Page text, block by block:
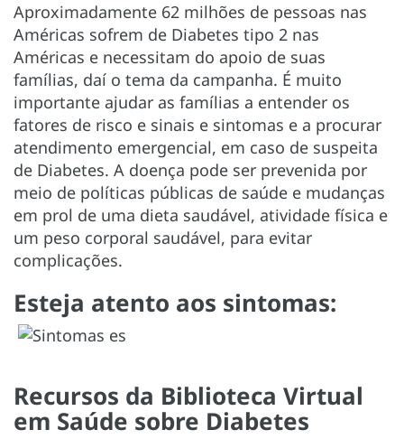
Aproximadamente 62 milhões de pessoas nas
Américas sofrem de Diabetes tipo 2 nas
Américas e necessitam do apoio de suas
famílias, daí o tema da campanha. É muito
importante ajudar as famílias a entender os
fatores de risco e sinais e sintomas e a procurar
atendimento emergencial, em caso de suspeita
de Diabetes. A doença pode ser prevenida por
meio de políticas públicas de saúde e mudanças
em prol de uma dieta saudável, atividade física e
um peso corporal saudável, para evitar
complicações.
Esteja atento aos sintomas:
Recursos da Biblioteca Virtual
em Saúde sobre Diabetes